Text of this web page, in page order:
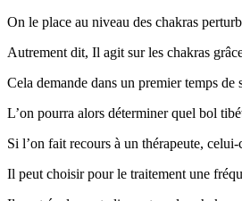
On le place au niveau des chakras
Autrement dit, Il agit sur les chakras
Cela demande dans un premier temps de
L’on pourra alors déterminer quel bol
Si l’on fait recours à un thérapeute,
Il peut choisir pour le traitement une